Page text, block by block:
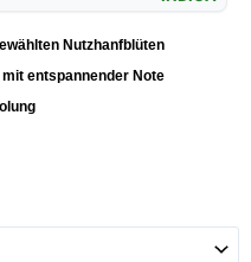
Nutzhanfblüten
entspannender Note